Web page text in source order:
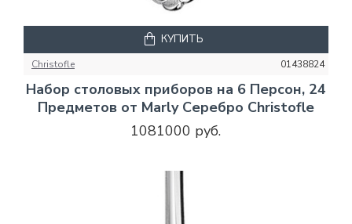
Christofle 01438824
Набор столовых приборов на 6 Персон, 24
Предметов от Marly Серебро Christofle
1081000 руб.
КУПИТЬ